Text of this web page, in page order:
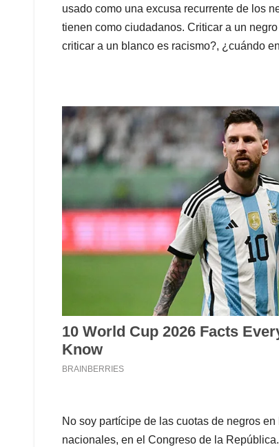
usado como una excusa recurrente de los
tienen como ciudadanos. Criticar a un
criticar a un blanco es racismo?, ¿cuándo
No soy partícipe de las cuotas de negros
nacionales, en el Congreso de la